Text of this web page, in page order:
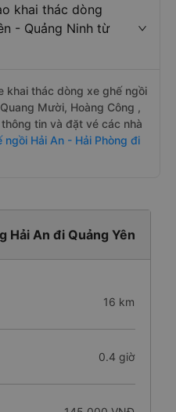
khai thác dòng
- Quảng Ninh từ
khai thác dòng xe ghế ngồi
Mười, Hoàng Công ,
tin và đặt vé các nhà
ngồi Hải An - Hải Phòng đi
Hải An đi Quảng Yên
16 km
0.4 giờ